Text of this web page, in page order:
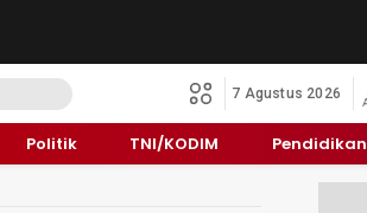
7 Agustus 2026
Politik TNI/KODIM Pendidikan